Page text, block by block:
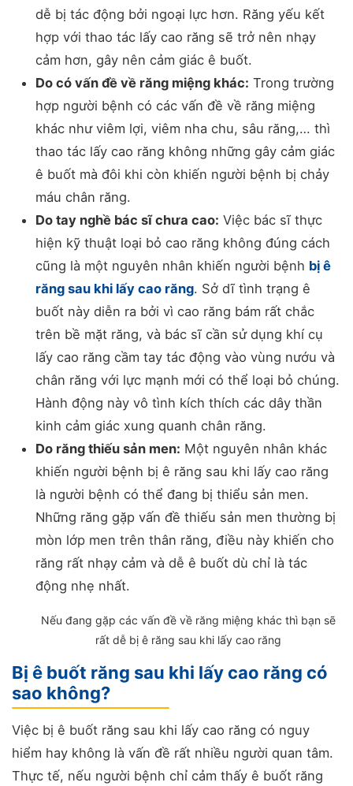
dễ bị tác động bởi ngoại lực hơn. Răng yếu kết
hợp với thao tác lấy cao răng sẽ trở nên nhạy
cảm hơn, gây nên cảm giác ê buốt.
Do có vấn đề về răng miệng khác: Trong trường
hợp người bệnh có các vấn đề về răng miệng
khác như viêm lợi, viêm nha chu, sâu răng,… thì
thao tác lấy cao răng không những gây cảm giác
ê buốt mà đôi khi còn khiến người bệnh bị chảy
máu chân răng.
Do tay nghề bác sĩ chưa cao: Việc bác sĩ thực
hiện kỹ thuật loại bỏ cao răng không đúng cách
cũng là một nguyên nhân khiến người bệnh bị ê
răng sau khi lấy cao răng. Sở dĩ tình trạng ê
buốt này diễn ra bởi vì cao răng bám rất chắc
trên bề mặt răng, và bác sĩ cần sử dụng khí cụ
lấy cao răng cầm tay tác động vào vùng nướu và
chân răng với lực mạnh mới có thể loại bỏ chúng.
Hành động này vô tình kích thích các dây thần
kinh cảm giác xung quanh chân răng.
Do răng thiếu sản men: Một nguyên nhân khác
khiến người bệnh bị ê răng sau khi lấy cao răng
là người bệnh có thể đang bị thiểu sản men.
Những răng gặp vấn đề thiếu sản men thường bị
mòn lớp men trên thân răng, điều này khiến cho
răng rất nhạy cảm và dễ ê buốt dù chỉ là tác
động nhẹ nhất.
Nếu đang gặp các vấn đề về răng miệng khác thì bạn sẽ
rất dễ bị ê răng sau khi lấy cao răng
Bị ê buốt răng sau khi lấy cao răng có
sao không?
Việc bị ê buốt răng sau khi lấy cao răng có nguy
hiểm hay không là vấn đề rất nhiều người quan tâm.
Thực tế, nếu người bệnh chỉ cảm thấy ê buốt răng